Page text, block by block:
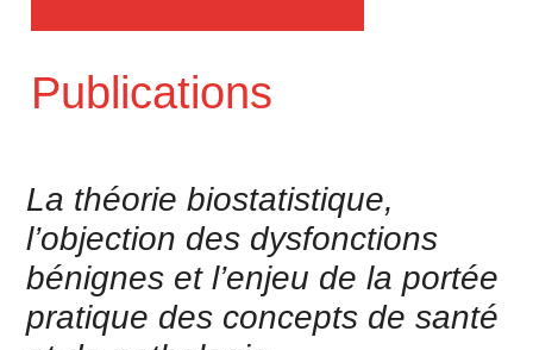
Publications
La théorie biostatistique,
l’objection des dysfonctions
bénignes et l’enjeu de la portée
pratique des concepts de santé